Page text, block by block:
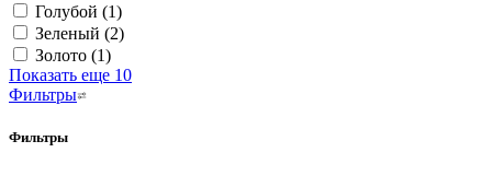
Голубой (1)
Зеленый (2)
Золото (1)
Показать еще 10
Фильтры
Фильтры